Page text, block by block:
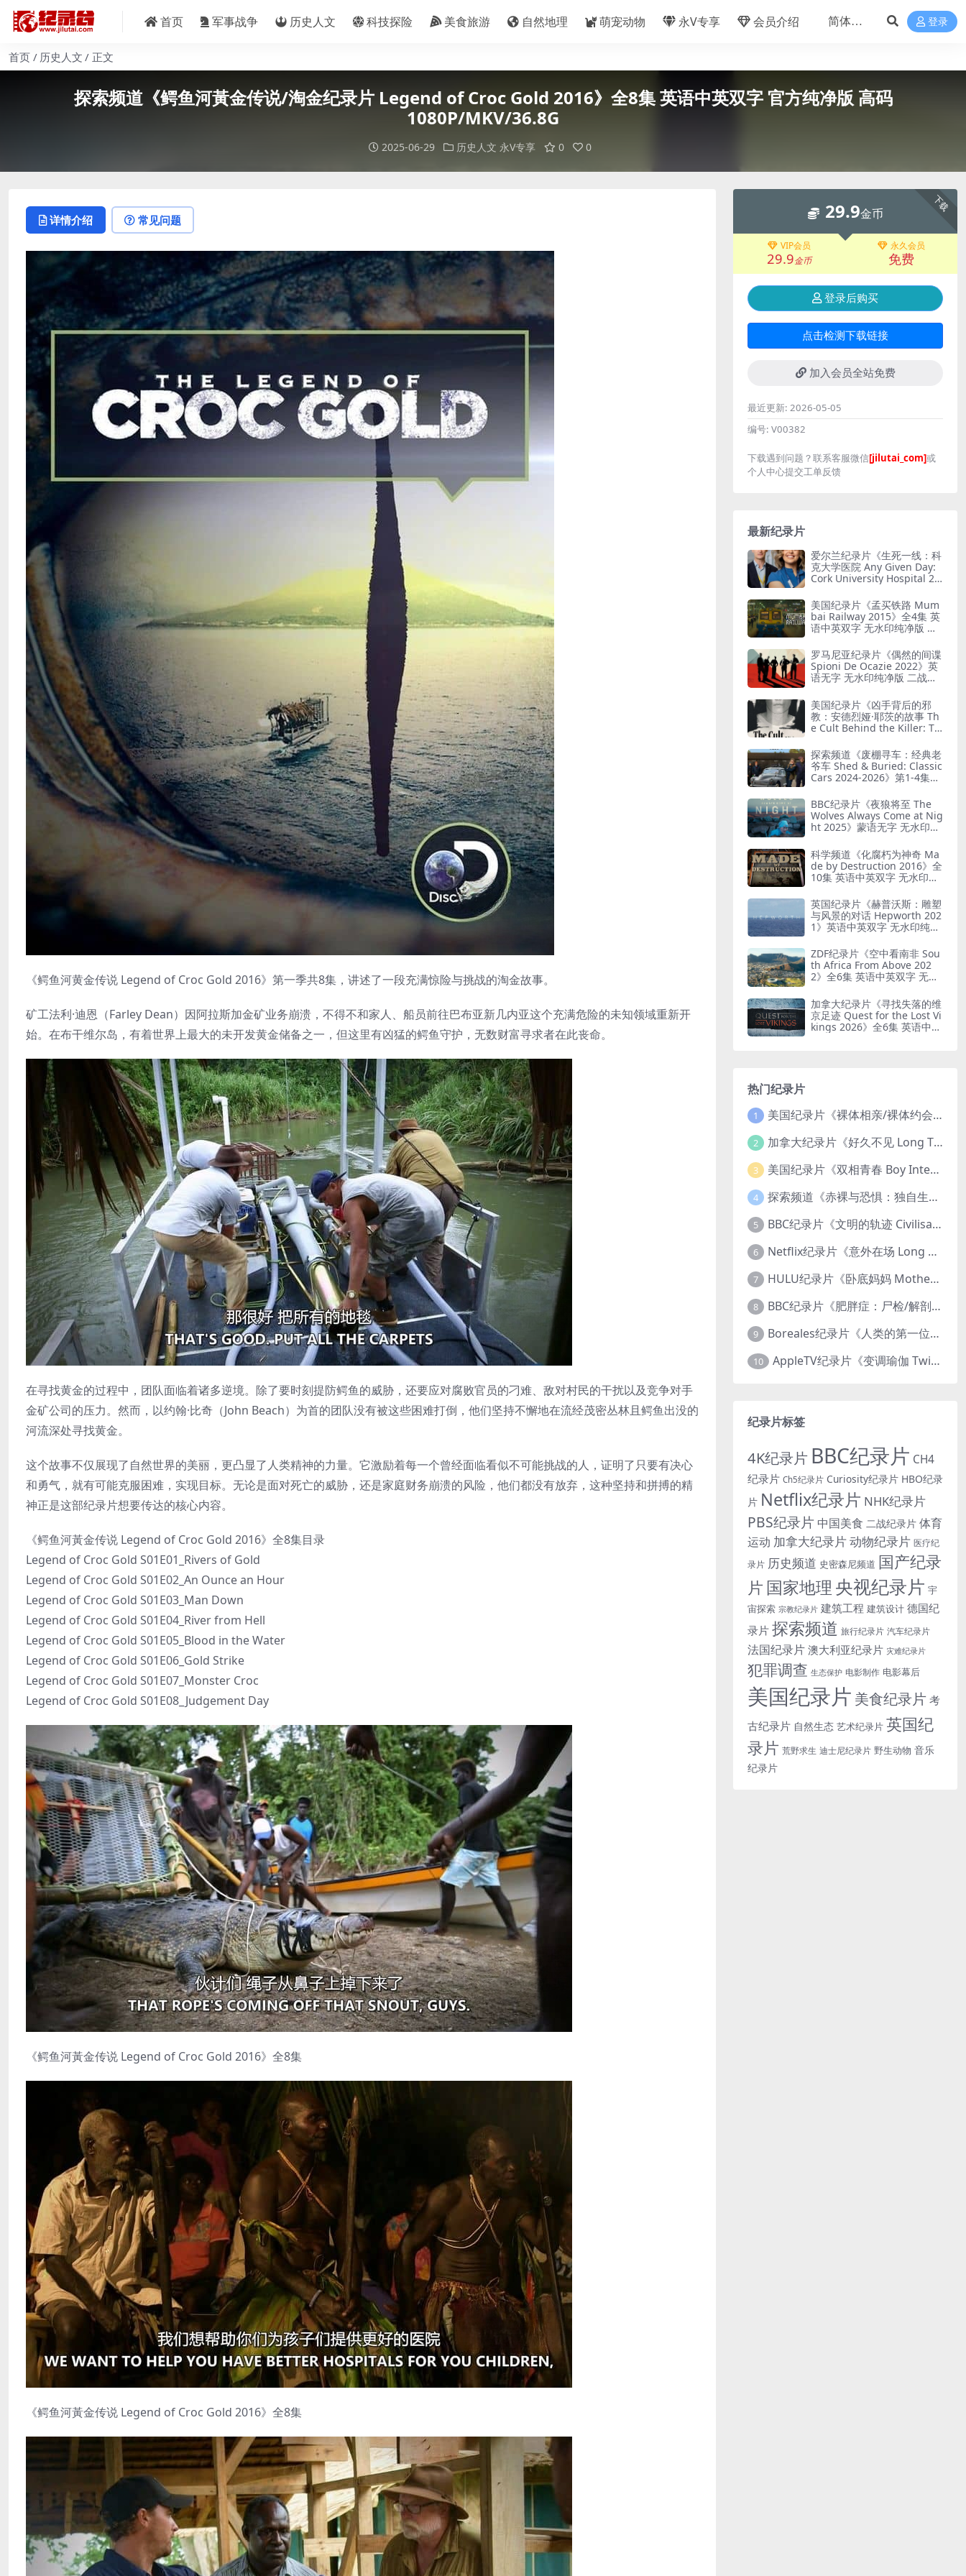
首页 军事战争 历史人文 科技探险 美食旅游 自然地理 萌宠动物 永V专享 会员介绍 登录
首页 历史人文 正文
探索频道《鳄鱼河黃金传说/淘金纪录片 Legend of Croc Gold 2016》全8集 英语中英双字 官方纯净版 高码
1080P/MKV/36.8G
2025-06-29 历史人文 永V专享 0 0
详情介绍 常见问题
《鳄鱼河黄金传说 Legend of Croc Gold 2016》第一季共8集，讲述了一段充满惊险与挑战的淘金故事。
矿工法利·迪恩（Farley Dean）因阿拉斯加金矿业务崩溃，不得不和家人、船员前往巴布亚新几内亚这个充满危险的未知领域重新开
始。在布干维尔岛，有着世界上最大的未开发黄金储备之一，但这里有凶猛的鳄鱼守护，无数财富寻求者在此丧命。
在寻找黄金的过程中，团队面临着诸多逆境。除了要时刻提防鳄鱼的威胁，还要应对腐败官员的刁难、敌对村民的干扰以及竞争对手
金矿公司的压力。然而，以约翰·比奇（John Beach）为首的团队没有被这些困难打倒，他们坚持不懈地在流经茂密丛林且鳄鱼出没的
河流深处寻找黄金。
这个故事不仅展现了自然世界的美丽，更凸显了人类精神的力量。它激励着每一个曾经面临看似不可能挑战的人，证明了只要有决心
和勇气，就有可能克服困难，实现目标。无论是面对死亡的威胁，还是家庭财务崩溃的风险，他们都没有放弃，这种坚持和拼搏的精
神正是这部纪录片想要传达的核心内容。
《鳄鱼河黃金传说 Legend of Croc Gold 2016》全8集目录
Legend of Croc Gold S01E01_Rivers of Gold
Legend of Croc Gold S01E02_An Ounce an Hour
Legend of Croc Gold S01E03_Man Down
Legend of Croc Gold S01E04_River from Hell
Legend of Croc Gold S01E05_Blood in the Water
Legend of Croc Gold S01E06_Gold Strike
Legend of Croc Gold S01E07_Monster Croc
Legend of Croc Gold S01E08_Judgement Day
《鳄鱼河黃金传说 Legend of Croc Gold 2016》全8集
《鳄鱼河黃金传说 Legend of Croc Gold 2016》全8集
下载
29.9金币
VIP会员
29.9金币
永久会员
免费
登录后购买
点击检测下载链接
加入会员全站免费
最近更新: 2026-05-05
编号: V00382
下载遇到问题？联系客服微信[jilutai_com]或
个人中心提交工单反馈
最新纪录片
爱尔兰纪录片《生死一线：科
克大学医院 Any Given Day:
Cork University Hospital 20
水印纯净版 爱尔兰医院
美国纪录片《孟买铁路 Mum
bai Railway 2015》全4集 英
语中英双字 无水印纯净版 孟
罗马尼亚纪录片《偶然的间谍
Spioni De Ocazie 2022》英
语无字 无水印纯净版 二战谍
美国纪录片《凶手背后的邪
教：安德烈娅·耶茨的故事 Th
e Cult Behind the Killer: Th
6》全3集 英语中英双字 无水
印纯净版 精神控制
探索频道《废棚寻车：经典老
爷车 Shed & Buried: Classic
Cars 2024-2026》第1-4集全
净版 翻新老爷车
BBC纪录片《夜狼将至 The
Wolves Always Come at Nig
ht 2025》蒙语无字 无水印纯
科学频道《化腐朽为神奇 Ma
de by Destruction 2016》全
10集 英语中英双字 无水印纯
英国纪录片《赫普沃斯：雕塑
与风景的对话 Hepworth 202
1》英语中英双字 无水印纯净
ZDF纪录片《空中看南非 Sou
th Africa From Above 202
2》全6集 英语中英双字 无水
加拿大纪录片《寻找失落的维
京足迹 Quest for the Lost Vi
kings 2026》全6集 英语中英
热门纪录片
1 美国纪录片《裸体相亲/裸体约会 Dating Naked 2014-2016》第1-3季全33集 英语中英双字 无水印纯净版 1080P/MKV/85.6G 裸体相亲真人秀
2 加拿大纪录片《好久不见 Long Time Comin 1993》英语中英双字 官方纯净版 1080P/MKV/1G 女同性艺术家
3 美国纪录片《双相青春 Boy Interrupted 2009》英语中英双字 官方纯净版 1080P/MKV/1.43G 青少年躁郁症
4 探索频道《赤裸与恐惧：独自生存/赤裸荒野求生 Naked and Afraid: Solo 2023》第一季全8集 英语中英双字 官方纯净版 高码1080P/MKV/45.4G
5 BBC纪录片《文明的轨迹 Civilisations 1969》全13集 英语中英双字 高清收藏版 1080P/MKV/64.1G 西方艺术史话
6 Netflix纪录片《意外在场 Long Shot 2017》英语中字 720P/NKV/1.06GB 美国谋杀误判案件
7 HULU纪录片《卧底妈妈 Mother Undercover 2023》全4集 英语中英双字 官方纯净版 1080P/MKV/7.6G 拯救孩子
8 BBC纪录片《肥胖症：尸检/解剖肥胖 Obesity: The Post Mortem 2016》英语中英双字 无水印纯净版 1080P/MKV/1.03G
9 Boreales纪录片《人类的第一位动物朋友：人类和狗的神奇故事 Man’s First Friend 2018》英语中英双字 1080P/MP4/1.8G 狗的神奇故事
10 AppleTV纪录片《变调瑜伽 Twisted Yoga 2026》全3集 英语中英双字 无水印纯净版 1080P/MKV/10G 瑜伽大师背后的真相
纪录片标签
4K纪录片 BBC纪录片 CH4
纪录片 Ch5纪录片 Curiosity纪录片 HBO纪录
片 Netflix纪录片 NHK纪录片
PBS纪录片 中国美食 二战纪录片 体育
运动 加拿大纪录片动物纪录片 医疗纪
录片 历史频道 史密森尼频道 国产纪录
片 国家地理 央视纪录片 宇
宙探索 宗教纪录片 建筑工程 建筑设计 德国纪
录片 探索频道 旅行纪录片 汽车纪录片
法国纪录片 澳大利亚纪录片 灾难纪录片
犯罪调查 生态保护 电影制作 电影幕后
美国纪录片 美食纪录片考
古纪录片 自然生态 艺术纪录片 英国纪
录片 荒野求生 迪士尼纪录片 野生动物 音乐
纪录片